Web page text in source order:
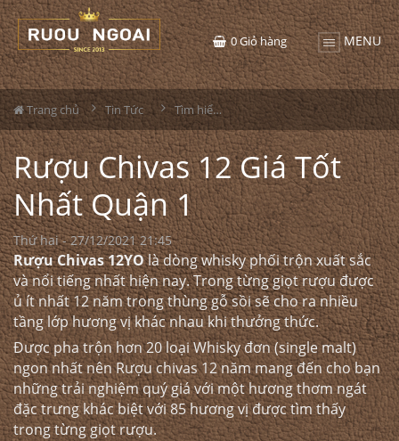
MENU
0Giỏ hàng
Trang chủ Tin Tức Tìm hiểu về rượu
Rượu Chivas 12 Giá Tốt
Nhất Quận 1
Thứ hai - 27/12/2021 21:45
Rượu Chivas 12YOlà dòng whisky phối trộn xuất sắc
và nổi tiếng nhất hiện nay. Trong từng giọt rượu được
ủ ít nhất 12 năm trong thùng gỗ sồi sẽ cho ra nhiều
tầng lớp hương vị khác nhau khi thưởng thức.
Được pha trộn hơn 20 loại Whisky đơn (single malt)
ngon nhất nên Rượu chivas 12 năm mang đến cho bạn
những trải nghiệm quý giá với một hương thơm ngát
đặc trưng khác biệt với 85 hương vị được tìm thấy
trong từng giọt rượu.